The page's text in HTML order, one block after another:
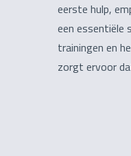
eerste hulp,
een essentiële
trainingen en
zorgt ervoor